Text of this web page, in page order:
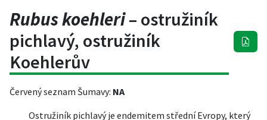
Rubus koehleri– ostružiník
pichlavý, ostružiník
Koehlerův
Červený seznam Šumavy: NA
Ostružiník pichlavý je endemitem střední Evropy, který